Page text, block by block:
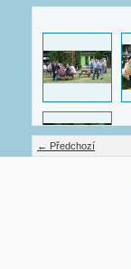
← Předchozí